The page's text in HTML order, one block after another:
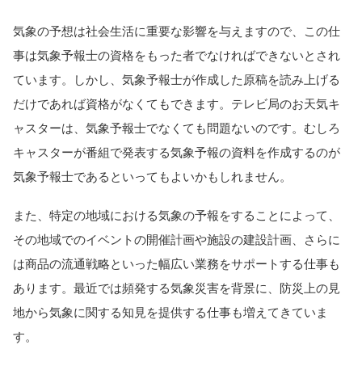
気象の予想は社会生活に重要な影響を与えますので、この仕
事は気象予報士の資格をもった者でなければできないとされ
ています。しかし、気象予報士が作成した原稿を読み上げる
だけであれば資格がなくてもできます。テレビ局のお天気キ
ャスターは、気象予報士でなくても問題ないのです。むしろ
キャスターが番組で発表する気象予報の資料を作成するのが
気象予報士であるといってもよいかもしれません。
また、特定の地域における気象の予報をすることによって、
その地域でのイベントの開催計画や施設の建設計画、さらに
は商品の流通戦略といった幅広い業務をサポートする仕事も
あります。最近では頻発する気象災害を背景に、防災上の見
地から気象に関する知見を提供する仕事も増えてきていま
す。